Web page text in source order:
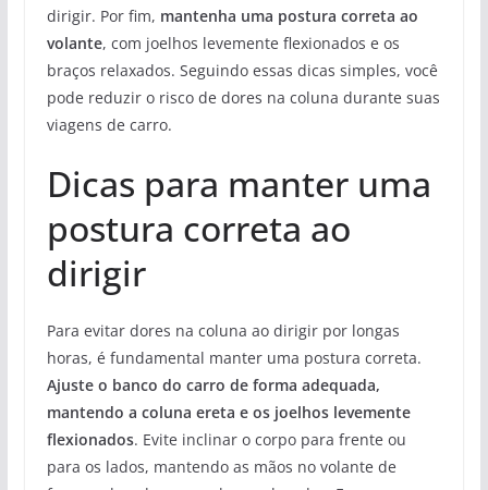
dirigir. Por fim, mantenha uma postura correta ao
volante, com joelhos levemente flexionados e os
braços relaxados. Seguindo essas dicas simples, você
pode reduzir o risco de dores na coluna durante suas
viagens de carro.
Dicas para manter uma
postura correta ao
dirigir
Para evitar dores na coluna ao dirigir por longas
horas, é fundamental manter uma postura correta.
Ajuste o banco do carro de forma adequada,
mantendo a coluna ereta e os joelhos levemente
flexionados. Evite inclinar o corpo para frente ou
para os lados, mantendo as mãos no volante de